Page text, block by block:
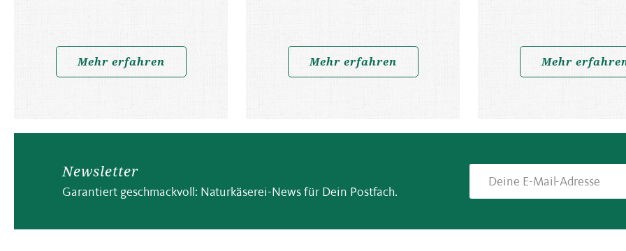
Mehr erfahren Mehr erfahren Mehr
Newsletter
Garantiert geschmackvoll: Naturkäserei-News für Dein Postfach.